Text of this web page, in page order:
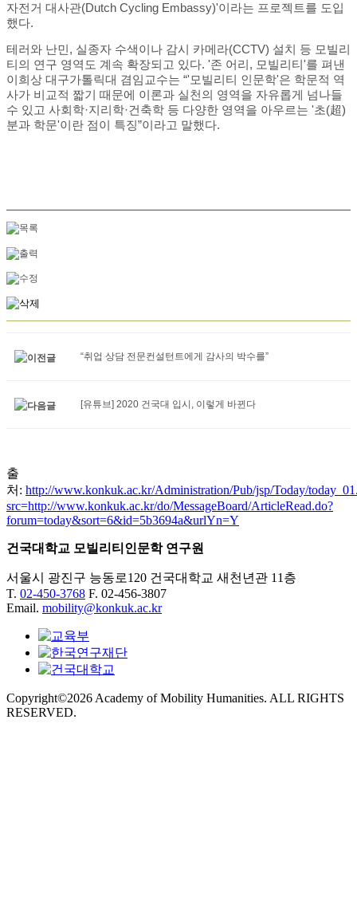
자전거 대사관(Dutch Cycling Embassy)'이라는 프로젝트를 도입
했다.
테러와 난민, 실종자 수색이나 감시 카메라(CCTV) 설치 등 모빌리
티의 연구 영역도 계속 확장되고 있다. '존 어리, 모빌리티'를 펴낸
이희상 대구가톨릭대 겸임교수는 “'모빌리티 인문학'은 학문적 역
사가 비교적 짧기 때문에 이론과 실천의 영역을 자유롭게 넘나들
수 있고 사회학·지리학·건축학 등 다양한 영역을 아우르는 '초(超)
분과 학문'이란 점이 특징”이라고 말했다.
“취업 상담 전문컨설턴트에게 감사의 박수를”
[유튜브] 2020 건국대 입시, 이렇게 바뀐다
출
처: http://www.konkuk.ac.kr/Administration/Pub/jsp/Today/
src=http://www.konkuk.ac.kr/do/MessageBoard/ArticleRead.do?
forum=today&sort=6&id=5b3694a&urlYn=Y
건국대학교 모빌리티인문학 연구원
서울시 광진구 능동로120 건국대학교 새천년관 11층
T. 02-450-3768 F. 02-456-3807
Email. mobility@konkuk.ac.kr
Copyright©2026 Academy of Mobility Humanities. ALL RIGHTS
RESERVED.